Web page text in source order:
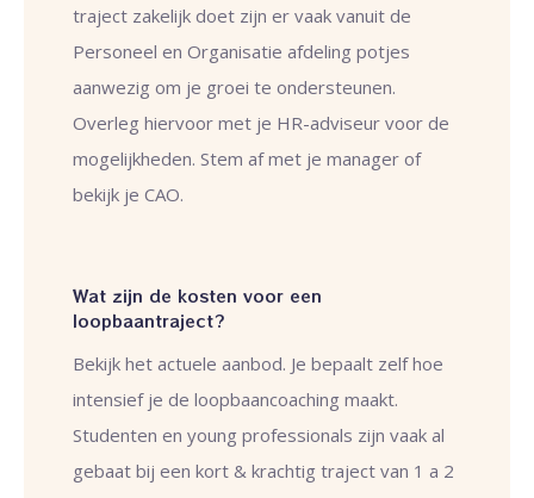
traject zakelijk doet zijn er vaak vanuit de
Personeel en Organisatie afdeling potjes
aanwezig om je groei te ondersteunen.
Overleg hiervoor met je HR-adviseur voor de
mogelijkheden. Stem af met je manager of
bekijk je CAO.
Wat zijn de kosten voor een
loopbaantraject?
Bekijk het actuele aanbod. Je bepaalt zelf hoe
intensief je de loopbaancoaching maakt.
Studenten en young professionals zijn vaak al
gebaat bij een kort & krachtig traject van 1 a 2